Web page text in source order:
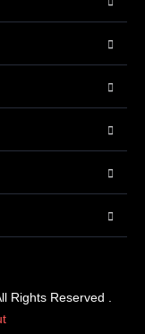
Rights Reserved .